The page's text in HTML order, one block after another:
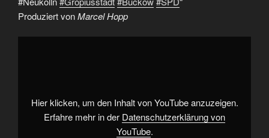
Produziert vonMarcel Hopp
„Bezahlbares
#Buckow
#SPD“
YouTube
Hier klicken, um den Inhalt von YouTube anzuzeigen.
Erfahre mehr in der Datenschutzerklärung von
YouTube.